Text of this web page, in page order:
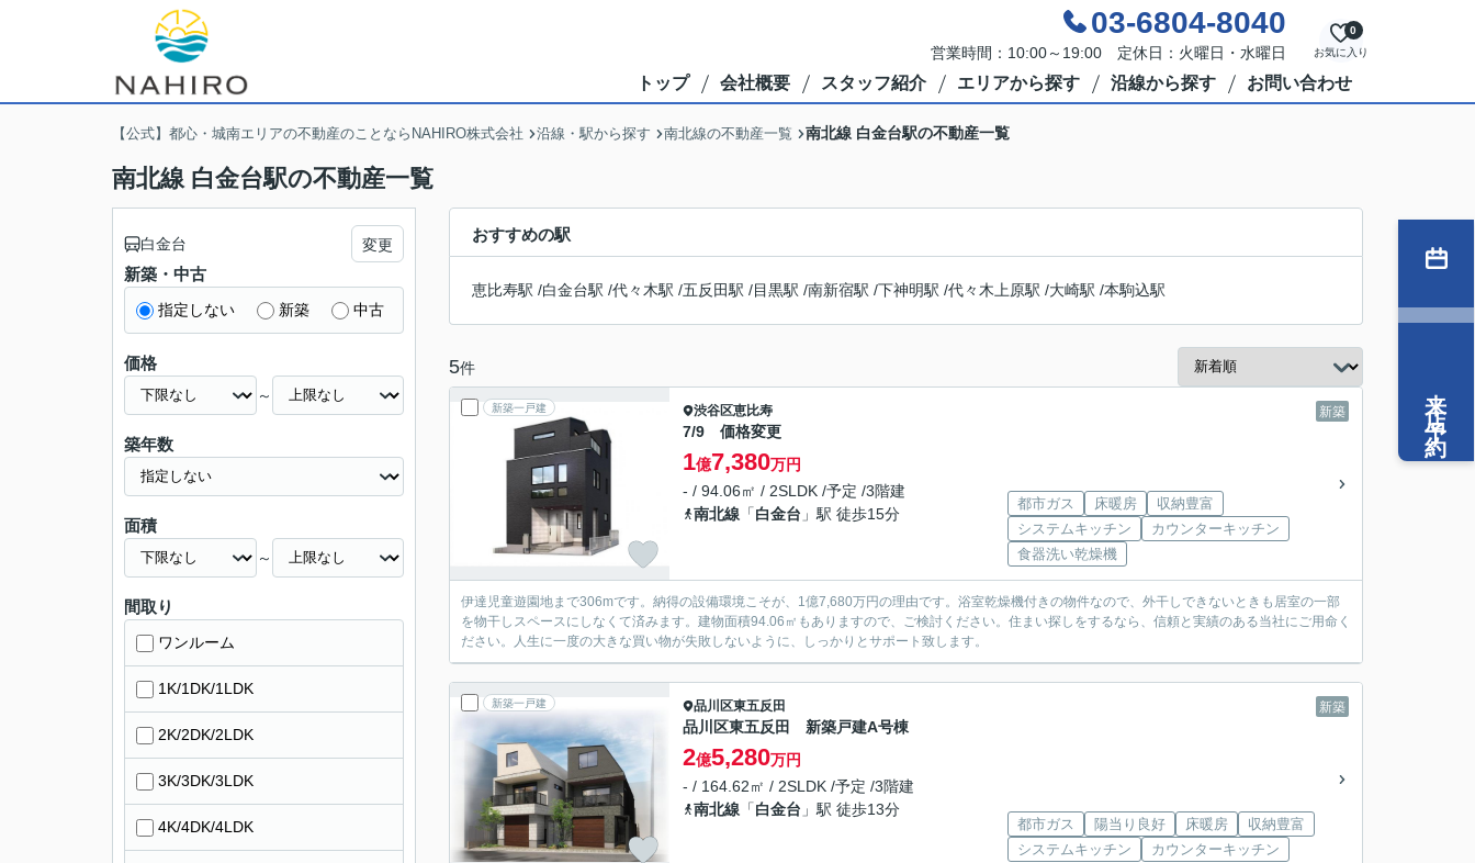
03-6804-8040
営業時間：10:00～19:00 定休日：火曜日・水曜日 お気に入り
0
トップ 会社概要 スタッフ紹介 エリアから探す 沿線から探す お問い合わせ
【公式】都心・城南エリアの不動産のことならNAHIRO株式会社 沿線・駅から探す 南北線の不動産一覧 南北線 白金台駅の不動産一覧
南北線 白金台駅の不動産一覧
おすすめの駅
恵比寿駅 /白金台駅 /代々木駅 /五反田駅 /目黒駅 /南新宿駅 /下神明駅 /代々木上原駅 /大崎駅 /本駒込駅
5件
新築一戸建 新築
渋谷区恵比寿
7/9 価格変更
1億7,380万円
- / 94.06㎡ / 2SLDK /予定 /3階建
南北線 「白金台 」駅 徒歩15分
都市ガス 床暖房
収納豊富
システムキッチン
カウンターキッチン
食器洗い乾燥機
伊達児童遊園地まで306mです。納得の設備環境こそが、1億7,680万円の理由です。浴室乾燥機付きの物件なので、外干しできないときも居室の一部
を物干しスペースにしなくて済みます。建物面積94.06㎡もありますので、ご検討ください。住まい探しをするなら、信頼と実績のある当社にご用命く
ださい。人生に一度の大きな買い物が失敗しないように、しっかりとサポート致します。
新築一戸建 新築
品川区東五反田
品川区東五反田 新築戸建A号棟
2億5,280万円
- / 164.62㎡ / 2SLDK /予定 /3階建
南北線 「白金台 」駅 徒歩13分
都市ガス 陽当り良好 床暖房
収納豊富
システムキッチン
カウンターキッチン
白金台 変更
新築・中古
指定しない 新築 中古
価格
～
築年数
面積
～
間取り
ワンルーム
1K/1DK/1LDK
2K/2DK/2LDK
3K/3DK/3LDK
4K/4DK/4LDK
来店予約